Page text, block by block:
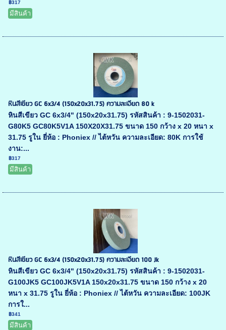
฿317
มีสินค้า
หินสีเขียว GC 6x3/4 (150x20x31.75) ความละเอียด 80 k
หินสีเขียว GC 6x3/4" (150x20x31.75) รหัสสินค้า : 9-1502031-
G80K5 GC80K5V1A 150X20X31.75 ขนาด 150 กว้าง x 20 หนา x
31.75 รูใน ยี่ห้อ : Phoniex // ไต้หวัน ความละเอียด: 80K การใช้
งาน:...
฿317
มีสินค้า
หินสีเขียว GC 6x3/4 (150x20x31.75) ความละเอียด 100 Jk
หินสีเขียว GC 6x3/4" (150x20x31.75) รหัสสินค้า : 9-1502031-
G100JK5 GC100JK5V1A 150x20x31.75 ขนาด 150 กว้าง x 20
หนา x 31.75 รูใน ยี่ห้อ : Phoniex // ไต้หวัน ความละเอียด: 100JK
การใ...
฿341
มีสินค้า